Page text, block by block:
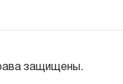
защищены.